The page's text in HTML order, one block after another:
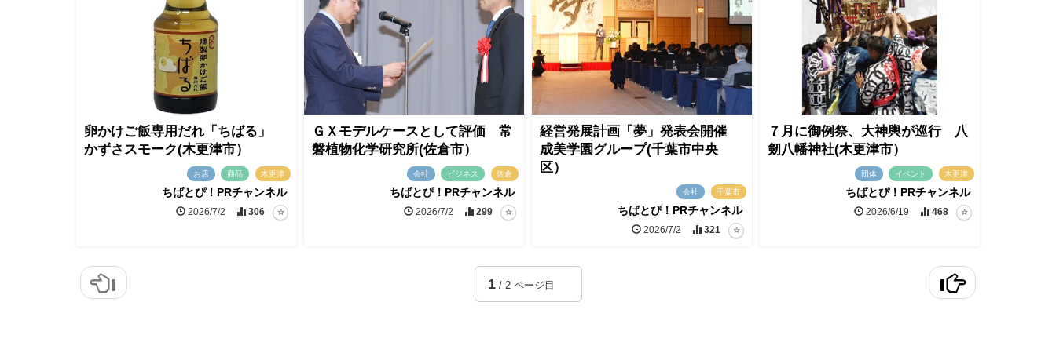
卵かけご飯専用だれ「ちばる」
かずさスモーク(木更津市）
お店 商品 木更津
ちばとぴ！PRチャンネル
2026/7/2 306
ＧＸモデルケースとして評価 常
磐植物化学研究所(佐倉市）
会社 ビジネス 佐倉
ちばとぴ！PRチャンネル
2026/7/2 299
経営発展計画「夢」発表会開催
成美学園グループ(千葉市中央
区）
会社 千葉市
ちばとぴ！PRチャンネル
2026/7/2 321
７月に御例祭、大神輿が巡行 八
剱八幡神社(木更津市）
団体 イベント 木更津
ちばとぴ！PRチャンネル
2026/6/19 468
1/ 2 ページ目